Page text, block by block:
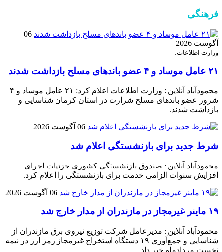
فرهنگی
06
آگوست 2026
وزارت اطلاعات:
۲۱ عامل موساد و ۴ عضو باند‌های مسلح بازداشت شدند
محمودآباد آنلاین : وزارت اطلاعات اعلام کرد: ۲۱ عامل موساد و ۴
شرور عضو باند‌های مسلح شرارت در استان کرمان شناسایی و
بازداشت شدند.
06 آگوست 2026
شرط جدید برای بازنشستگی اعلام شد
محمودآباد آنلاین : صندوق بازنشستگی کشوری جزئیات اجرای
افزایش سنوات الزامی خدمت برای بازنشستگی را اعلام کرد.
06 آگوست 2026
۱۹ ماینر غیرمجاز در مازندران از مدار خارج شد
محمودآباد آنلاین : مدیرعامل شرکت توزیع نیروی برق مازندران از
شناسایی و جمع‌آوری ۱۹ دستگاه استخراج غیرمجاز رمز ارز در نیمه
نخست مردادماه خبر داد .